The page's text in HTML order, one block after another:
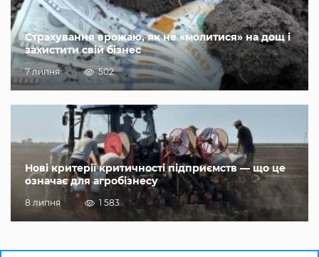
Страхування врожаю, як не «молитися» на дощ і
захистити свій бізнес
7 липня 502
Нові критерії критичності підприємств — що це
означає для агробізнесу
8 липня 1 583